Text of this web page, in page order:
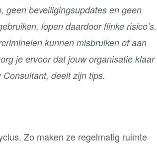
geen beveiligingsupdates en geen
lopen daardoor flinke risico’s.
kunnen misbruiken of aan
je ervoor dat jouw organisatie klaar
deelt zijn tips.
Zo maken ze regelmatig ruimte